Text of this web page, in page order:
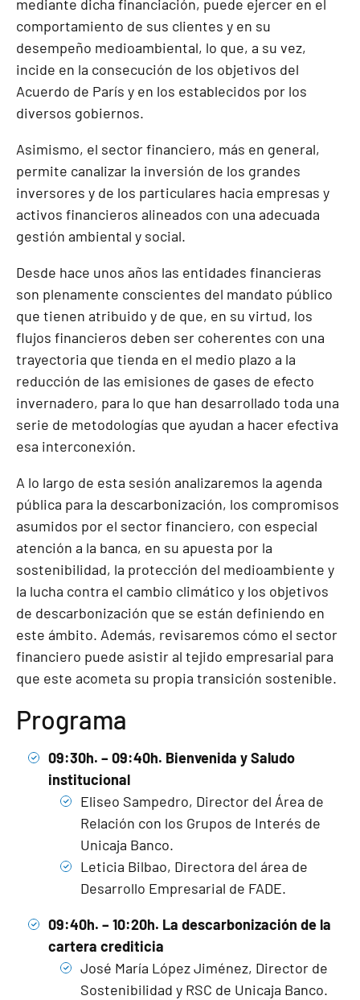
mediante dicha financiación, puede ejercer en el
comportamiento de sus clientes y en su
desempeño medioambiental, lo que, a su vez,
incide en la consecución de los objetivos del
Acuerdo de París y en los establecidos por los
diversos gobiernos.
Asimismo, el sector financiero, más en general,
permite canalizar la inversión de los grandes
inversores y de los particulares hacia empresas y
activos financieros alineados con una adecuada
gestión ambiental y social.
Desde hace unos años las entidades financieras
son plenamente conscientes del mandato público
que tienen atribuido y de que, en su virtud, los
flujos financieros deben ser coherentes con una
trayectoria que tienda en el medio plazo a la
reducción de las emisiones de gases de efecto
invernadero, para lo que han desarrollado toda una
serie de metodologías que ayudan a hacer efectiva
esa interconexión.
A lo largo de esta sesión analizaremos la agenda
pública para la descarbonización, los compromisos
asumidos por el sector financiero, con especial
atención a la banca, en su apuesta por la
sostenibilidad, la protección del medioambiente y
la lucha contra el cambio climático y los objetivos
de descarbonización que se están definiendo en
este ámbito. Además, revisaremos cómo el sector
financiero puede asistir al tejido empresarial para
que este acometa su propia transición sostenible.
Programa
09:30h. – 09:40h. ​Bienvenida y Saludo
institucional
Eliseo Sampedro, Director del Área de
Relación con los Grupos de Interés de
Unicaja Banco.
Leticia Bilbao, Directora del área de
Desarrollo Empresarial de FADE.
09:40h. – 10:20h. ​La descarbonización de la
cartera crediticia
José María López Jiménez, Director de
Sostenibilidad y RSC de Unicaja Banco.